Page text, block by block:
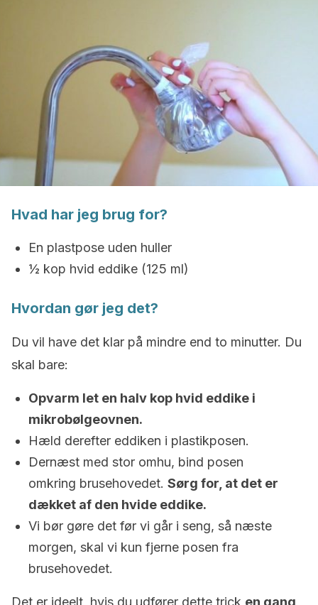
Hvad har jeg brug for?
En plastpose uden huller
½ kop hvid eddike (125 ml)
Hvordan gør jeg det?
Du vil have det klar på mindre end to minutter. Du
skal bare:
Opvarm let en halv kop hvid eddike i
mikrobølgeovnen.
Hæld derefter eddiken i plastikposen.
Dernæst med stor omhu, bind posen
omkring brusehovedet. Sørg for, at det er
dækket af den hvide eddike.
Vi bør gøre det før vi går i seng, så næste
morgen, skal vi kun fjerne posen fra
brusehovedet.
Det er ideelt, hvis du udfører dette trick en gang